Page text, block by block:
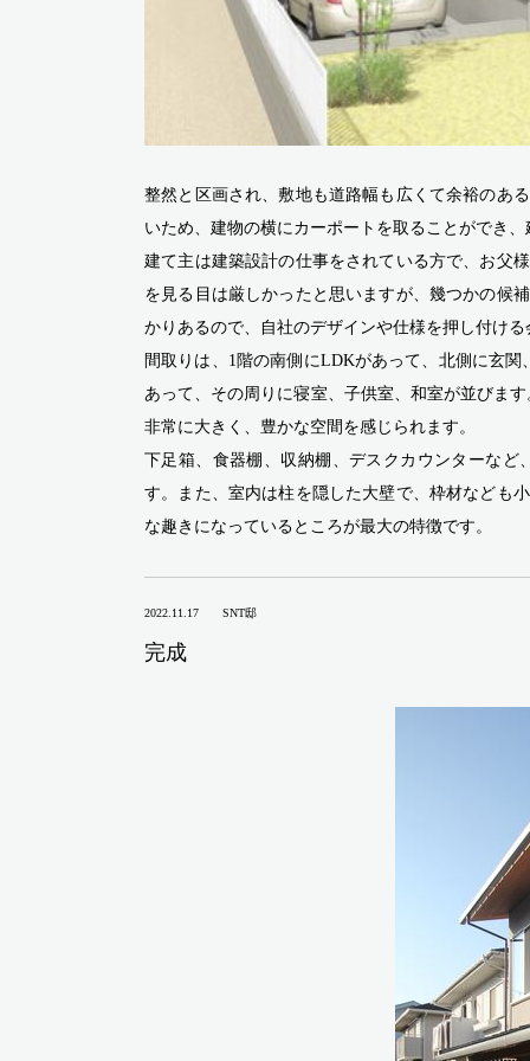
整然と区画され、敷地も道路幅も広くて余裕のあ
いため、建物の横にカーポートを取ることができ
建て主は建築設計の仕事をされている方で、お父
を見る目は厳しかったと思いますが、幾つかの候
かりあるので、自社のデザインや仕様を押し付け
間取りは、1階の南側にLDKがあって、北側に玄
あって、その周りに寝室、子供室、和室が並びま
非常に大きく、豊かな空間を感じられます。
下足箱、食器棚、収納棚、デスクカウンターな
す。また、室内は柱を隠した大壁で、枠材なども
な趣きになっているところが最大の特徴です。
2022.11.17 SNT邸
完成